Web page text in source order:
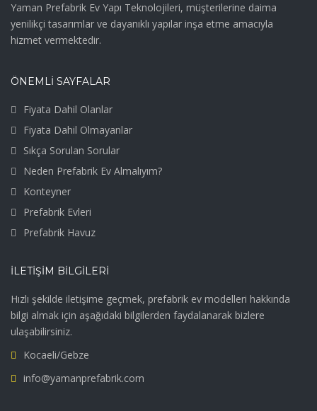
Yaman Prefabrik Ev Yapı Teknolojileri, müşterilerine daima
yenilikçi tasarımlar ve dayanıklı yapılar inşa etme amacıyla
hizmet vermektedir.
ÖNEMLİ SAYFALAR
Fiyata Dahil Olanlar
Fiyata Dahil Olmayanlar
Sıkça Sorulan Sorular
Neden Prefabrik Ev Almalıyım?
Konteyner
Prefabrik Evleri
Prefabrik Havuz
İLETIŞIM BILGILERI
Hızlı şekilde iletişime geçmek, prefabrik ev modelleri hakkında
bilgi almak için aşağıdaki bilgilerden faydalanarak bizlere
ulaşabilirsiniz.
Kocaeli/Gebze
info@yamanprefabrik.com